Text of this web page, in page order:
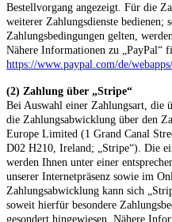
Bestellvorgang angezeigt. Für die
weiterer Zahlungsdienste bedienen;
Zahlungsbedingungen gelten,
Nähere Informationen zu „PayPal“
https://www.paypal.com/de/
(2) Zahlung über „Stripe“
Bei Auswahl einer Zahlungsart, die
die Zahlungsabwicklung über den
Europe Limited (1 Grand Canal
D02 H210, Ireland; „Stripe“). Die
werden Ihnen unter einer
unserer Internetpräsenz sowie im
Zahlungsabwicklung kann sich
soweit hierfür besondere
gesondert hingewiesen. Nähere